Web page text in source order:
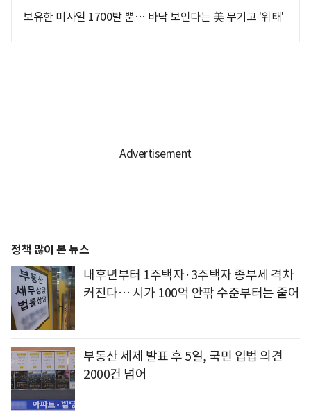
보유한 미사일 1700발 뿐… 바닥 보인다는 美 무기고 '위태'
정책 많이 본 뉴스
내후년부터 1주택자·3주택자 종부세 격차
커진다… 시가 100억 안팎 수준부터는 줄어
부동산 세제 발표 후 5일, 국민 입법 의견
2000건 넘어